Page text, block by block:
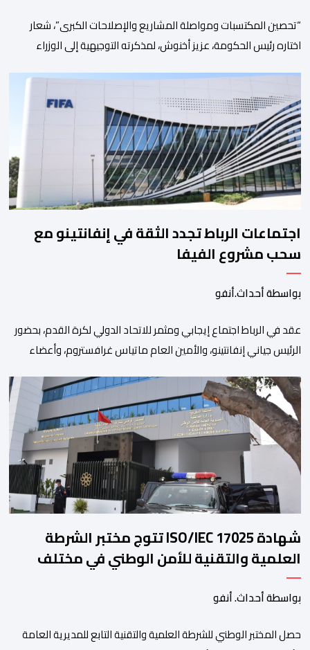
“تحصين المكتسبات ومواصلة المشاريع والإصلاحات الكبرى”، شعار
اختاره رئيس الحكومة، عزيز أخنوش، لمذكرته التوجيهية إلى الوزراء
مشروع من نوعه في ظل ولايته الحكومية. هذه الرسالة التأطيرية
ارتكزت على 4 أولويات، كما حملت ألحت على ضرورة عقلنة نفقات
التسيير، بل وتقييد التوظيف إلا في حالة الضرورة. […]
اجتماعات الرباط تجدد الثقة في إنفانتينو مع
سحب مشروع الفيفا
بواسطة أحداث.أنفو
عقد في الرباط اجتماع إيجابي ومثمر للاتحاد الدولي لكرة القدم، بحضور
الرئيس جياني إنفانتينو، والأمين العام ماتياس غرافستروم، وأعضاء
العمل الداخلي. ​وشهد اللقاء تجديد الثقة المتبادلة بين القيادة التنفيذية
للاتحاد، حيث أكد المجتمعون دعمهم الكامل للرئيس إنفانتينو باعتباره
المسؤول الوحيد المباشر والمنتخب من قِبل 211 اتحادا […]
شهادة ISO/IEC 17025 تتوج مختبر الشرطة
العلمية والتقنية للأمن الوطني في مختلف
الخبرات الجنائية
بواسطة أحداث. أنفو
حصل المختبر الوطني للشرطة العلمية والتقنية التابع للمديرية العامة